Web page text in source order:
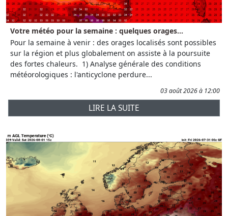
Votre météo pour la semaine : quelques orages...
Pour la semaine à venir : des orages localisés sont possibles
sur la région et plus globalement on assiste à la poursuite
des fortes chaleurs. 1) Analyse générale des conditions
météorologiques : l'anticyclone perdure...
03 août 2026 à 12:00
LIRE LA SUITE